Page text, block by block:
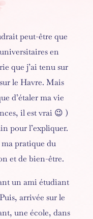
peut-être que
en
que j’ai tenu sur
le Havre. Mais
d’étaler ma vie
il est vrai 😉 )
pour l’expliquer.
pratique du
et de bien-être.
un ami étudiant
arrivée sur le
une école, dans